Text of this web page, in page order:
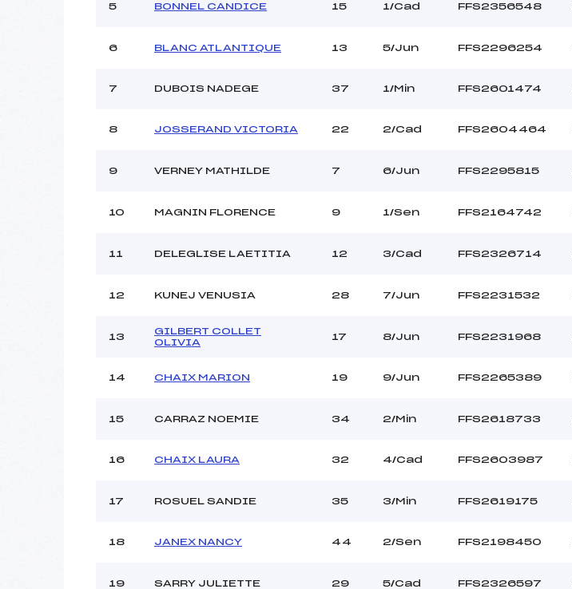
Météo :
JOUR BLANC
Pénalité appliquée :
81.1800
5 BONNEL CANDICE 15 1/Cad FFS2356548
6 BLANC ATLANTIQUE 13 5/Jun FFS2296254
7 DUBOIS NADEGE 37 1/Min FFS2601474
8 JOSSERAND VICTORIA 22 2/Cad FFS2604464
9 VERNEY MATHILDE 7 6/Jun FFS2295815
10 MAGNIN FLORENCE 9 1/Sen FFS2164742
11 DELEGLISE LAETITIA 12 3/Cad FFS2326714
12 KUNEJ VENUSIA 28 7/Jun FFS2231532
13
GILBERT COLLET
OLIVIA
17 8/Jun FFS2231968
14 CHAIX MARION 19 9/Jun FFS2265389
15 CARRAZ NOEMIE 34 2/Min FFS2618733
16 CHAIX LAURA 32 4/Cad FFS2603987
17 ROSUEL SANDIE 35 3/Min FFS2619175
18 JANEX NANCY 44 2/Sen FFS2198450
19 SARRY JULIETTE 29 5/Cad FFS2326597